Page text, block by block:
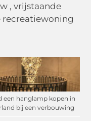
een hanglamp kopen in
bij een verbouwing
,vrijstaande
recreatiewoning